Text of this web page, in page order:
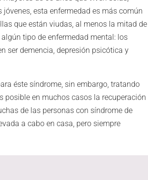
esta enfermedad es más común
que están viudas, al menos la mitad de
tipo de enfermedad mental: los
ser demencia, depresión psicótica y
éste síndrome, sin embargo, tratando
posible en muchos casos la recuperación
de las personas con síndrome de
a cabo en casa, pero siempre